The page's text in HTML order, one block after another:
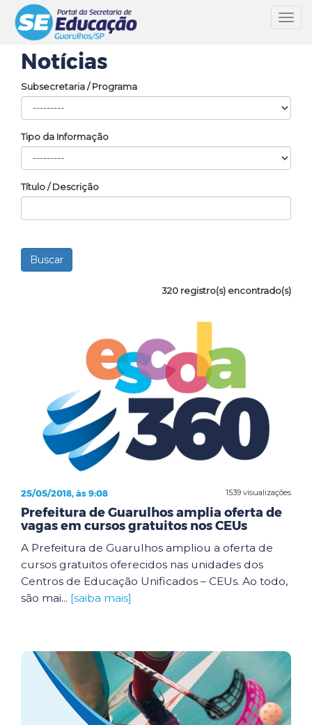
Notícias
Subsecretaria / Programa
Tipo da Informação
Título / Descrição
320 registro(s) encontrado(s)
1539 visualizações
25/05/2018, às 9:08
Prefeitura de Guarulhos amplia oferta de
vagas em cursos gratuitos nos CEUs
A Prefeitura de Guarulhos ampliou a oferta de
cursos gratuitos oferecidos nas unidades dos
Centros de Educação Unificados – CEUs. Ao todo,
são mai... [saiba mais]